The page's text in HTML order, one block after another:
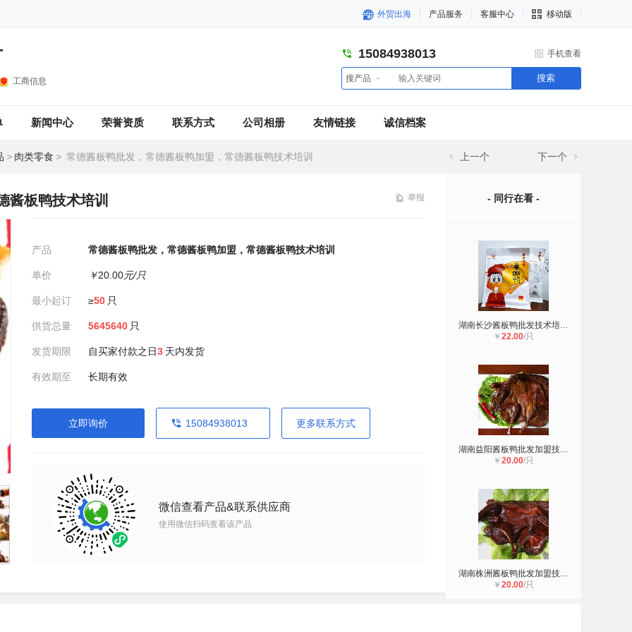
外贸出海 产品服务 客服中心 移动版
工商信息
15084938013 手机查看
搜产品 搜索
新闻中心 荣誉资质 联系方式 公司相册 友情链接 诚信档案
> 肉类零食 > 常德酱板鸭批发，常德酱板鸭加盟，常德酱板鸭技术培训 上一个 下一个
酱板鸭技术培训 举报
产品 常德酱板鸭批发，常德酱板鸭加盟，常德酱板鸭技术培训
单价 ￥20.00元/只
最小起订 ≥50 只
供货总量 5645640 只
发货期限 自买家付款之日3 天内发货
有效期至 长期有效
立即询价 15084938013 更多联系方式
微信查看产品&联系供应商
使用微信扫码查看该产品
- 同行在看 -
湖南长沙酱板鸭批发技术培训480g老鸭
￥ 22.00/只
湖南益阳酱板鸭批发加盟技术培训湘春
￥ 20.00/只
湖南株洲酱板鸭批发加盟技术培训厂家
￥ 20.00/只